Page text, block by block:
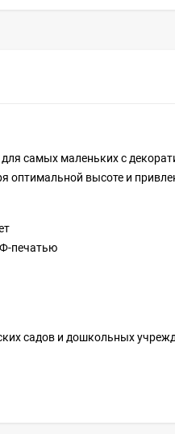
для самых маленьких с
оптимальной высоте и
печатью
садов и дошкольных